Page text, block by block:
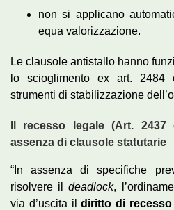
non si applicano
equa valorizzazione.
Le clausole antistallo hanno
lo scioglimento ex art. 2484
strumenti di stabilizzazione
Il recesso legale (Art. 2437
assenza di clausole statutarie
“In assenza di specifiche
risolvere ildeadlock,
via d’uscita ildiritto di recesso